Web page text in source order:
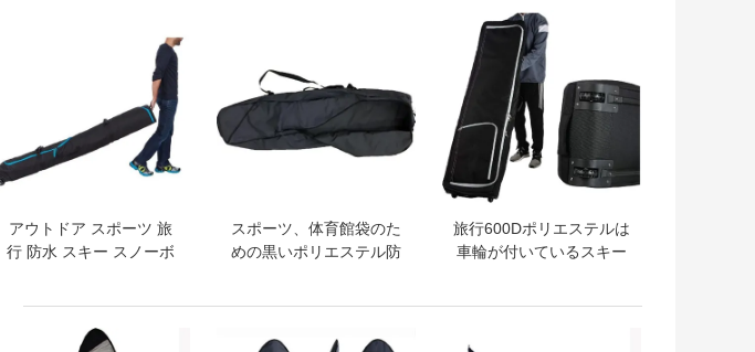
ントを含んでいる
アウトドア スポーツ 旅
行 防水 スキー スノーボ
スポーツ、体育館袋のた
めの黒いポリエステル防
旅行600Dポリエステルは
車輪が付いているスキー
ベストプライス
ベストプライス ベストプライス ベストプライス